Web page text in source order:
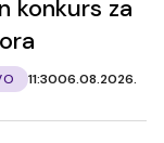
konkurs za
11:3006.08.2026.